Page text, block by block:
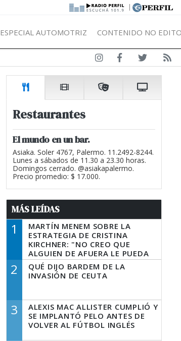
|
ESPECIAL AUTOMOTRIZ CONTENIDO NO
Restaurantes
El mundo en un bar.
Asiaka. Soler 4767, Palermo. 11.2492-8244.
Lunes a sábados de 11.30 a 23.30 horas.
Domingos cerrado. @asiakapalermo.
Precio promedio: $ 17.000.
MÁS LEÍDAS
1
MARTÍN MENEM SOBRE LA
ESTRATEGIA DE CRISTINA
KIRCHNER: "NO CREO QUE
ALGUIEN DE AFUERA LE PUEDA
DECIR A LA JUSTICIA LO QUE
TIENE QUE HACER"
2
QUÉ DIJO BARDEM DE LA
INVASIÓN DE CEUTA
3
ALEXIS MAC ALLISTER CUMPLIÓ Y
SE IMPLANTÓ PELO ANTES DE
VOLVER AL FÚTBOL INGLÉS